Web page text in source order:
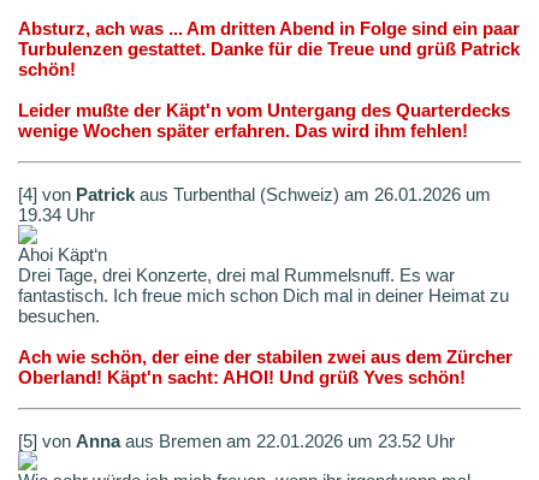
Absturz, ach was ... Am dritten Abend in Folge sind ein paar
Turbulenzen gestattet. Danke für die Treue und grüß Patrick
schön!
Leider mußte der Käpt'n vom Untergang des Quarterdecks
wenige Wochen später erfahren. Das wird ihm fehlen!
[4] von Patrick aus Turbenthal (Schweiz) am 26.01.2026 um
19.34 Uhr
Ahoi Käpt‘n
Drei Tage, drei Konzerte, drei mal Rummelsnuff. Es war
fantastisch. Ich freue mich schon Dich mal in deiner Heimat zu
besuchen.
Ach wie schön, der eine der stabilen zwei aus dem Zürcher
Oberland! Käpt'n sacht: AHOI! Und grüß Yves schön!
[5] von Annaaus Bremen am 22.01.2026 um 23.52 Uhr